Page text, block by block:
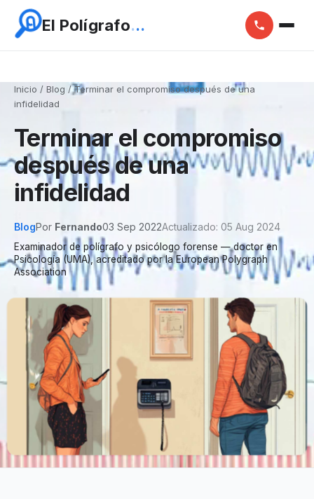
El Polígrafo...
Inicio / Blog /Terminar el compromiso después de una
infidelidad
Terminar el compromiso
después de una
infidelidad
BlogPor Fernando03 Sep 2022Actualizado: 05 Aug 2024
Examinador de polígrafo y psicólogo forense — doctor en
Psicología (UMA), acreditado por la European Polygraph
Association